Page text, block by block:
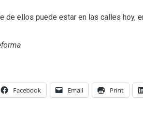
de ellos puede estar en las calles hoy,
Facebook Email Print